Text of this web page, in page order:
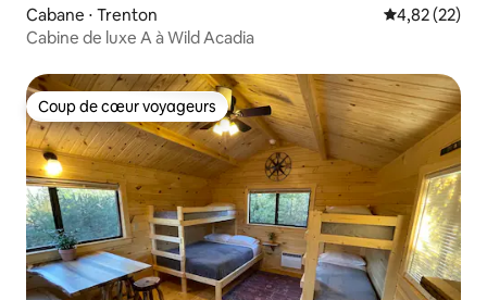
Cabane ⋅ Trenton Évaluation
4,82 (22)
Cabine de luxe A à Wild Acadia
Coup de cœur voyageurs
Coup de cœur voyageurs